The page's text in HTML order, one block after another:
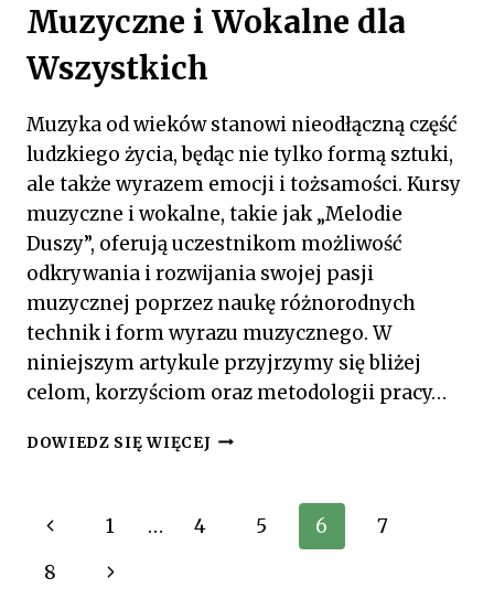
Muzyczne i Wokalne dla
Wszystkich
Muzyka od wieków stanowi nieodłączną część
ludzkiego życia, będąc nie tylko formą sztuki,
ale także wyrazem emocji i tożsamości. Kursy
muzyczne i wokalne, takie jak „Melodie
Duszy”, oferują uczestnikom możliwość
odkrywania i rozwijania swojej pasji
muzycznej poprzez naukę różnorodnych
technik i form wyrazu muzycznego. W
niniejszym artykule przyjrzymy się bliżej
celom, korzyściom oraz metodologii pracy…
DOWIEDZ SIĘ WIĘCEJMELODIE
MUZYCZNE
WOKALNE
Nawigacja
strony
Poprzednia
strona
1 … 4 5 6
7
8
Następna